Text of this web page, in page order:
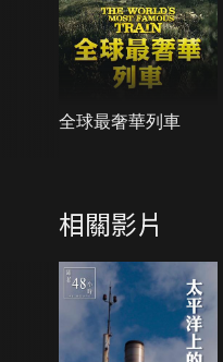
全球最奢華列車
相關影片